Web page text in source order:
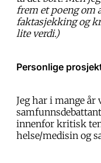
frem et poeng om
faktasjekking og
lite verdi.)
Personlige
Jeg har i mange
innenfor kritisk
helse/medisin og